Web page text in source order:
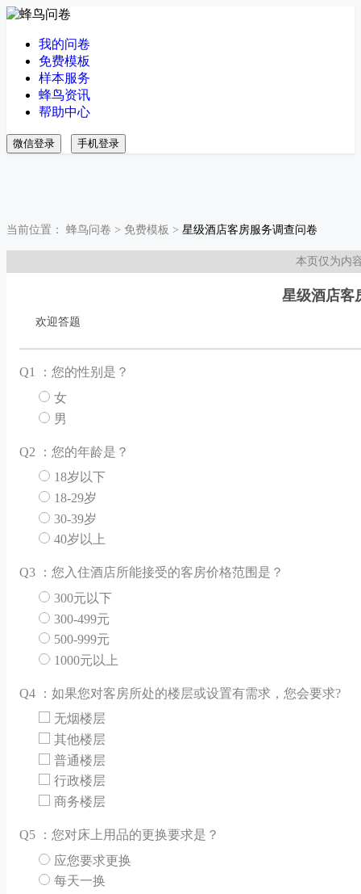
我的问卷
免费模板
样本服务
蜂鸟资讯
帮助中心
微信登录 手机登录
当前位置： 蜂鸟问卷 > 免费模板 > 星级酒店客房服务调查问卷
本页仅为内
星级酒店客
欢迎答题
Q1 ：您的性别是？
女
男
Q2 ：您的年龄是？
18岁以下
18-29岁
30-39岁
40岁以上
Q3 ：您入住酒店所能接受的客房价格范围是？
300元以下
300-499元
500-999元
1000元以上
Q4 ：如果您对客房所处的楼层或设置有需求，您会要求?
无烟楼层
其他楼层
普通楼层
行政楼层
商务楼层
Q5 ：您对床上用品的更换要求是？
应您要求更换
每天一换